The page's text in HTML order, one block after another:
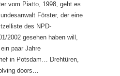
vom Piatto, 1998, geht es
Förster, der eine
des NPD-
2002 gesehen haben will,
paar Jahre
in Potsdam… Drehtüren,
doors…